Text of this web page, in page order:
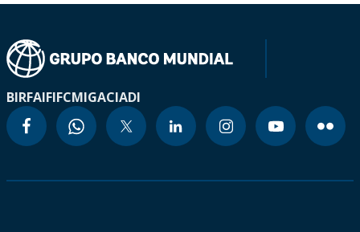
BIRFAIFIFCMIGACIADI